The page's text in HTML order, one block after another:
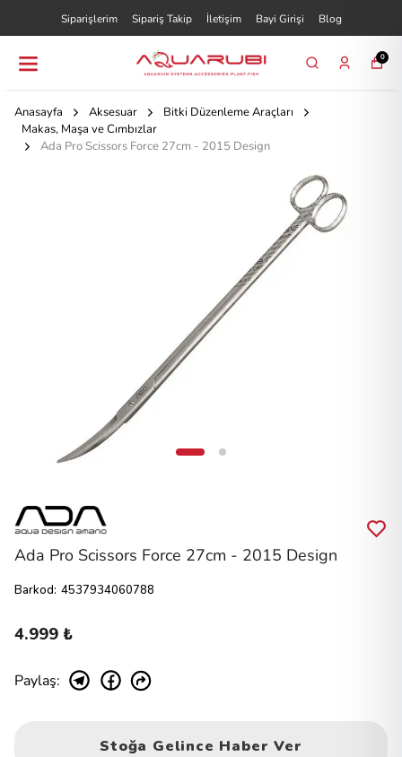
Siparişlerim Sipariş Takip İletişim Bayi Girişi Blog
0
Anasayfa Aksesuar
Bitki Düzenleme Araçları
Makas, Maşa ve Cımbızlar
Ada Pro Scissors Force 27cm - 2015 Design
Ada Pro Scissors Force 27cm - 2015 Design
Barkod: 4537934060788
4.999 ₺
Paylaş:
Stoğa Gelince Haber Ver